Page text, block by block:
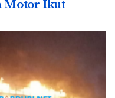
Motor Ikut